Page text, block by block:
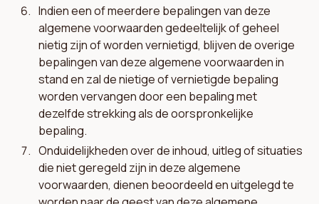
Indien een of meerdere bepalingen van deze
algemene voorwaarden gedeeltelijk of geheel
nietig zijn of worden vernietigd, blijven de overige
bepalingen van deze algemene voorwaarden in
stand en zal de nietige of vernietigde bepaling
worden vervangen door een bepaling met
dezelfde strekking als de oorspronkelijke
bepaling.
Onduidelijkheden over de inhoud, uitleg of situaties
die niet geregeld zijn in deze algemene
voorwaarden, dienen beoordeeld en uitgelegd te